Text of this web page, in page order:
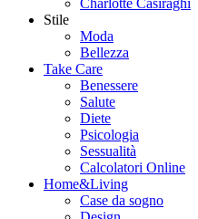
Stile
Moda
Bellezza
Take Care
Benessere
Salute
Diete
Psicologia
Sessualità
Calcolatori Online
Home&Living
Case da sogno